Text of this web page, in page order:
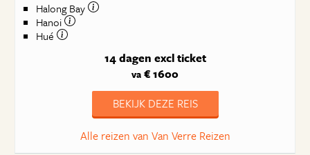
Halong Bay
Hanoi
Hué
14 dagen excl ticket
va € 1600
BEKIJK DEZE REIS
Alle reizen van Van Verre Reizen